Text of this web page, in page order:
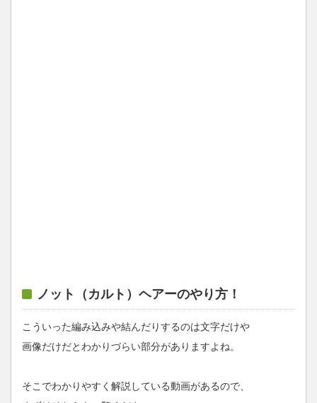
ノット（カルト）ヘアーのやり方！
こういった編み込みや結んだりするのは文字だけや
画像だけだとわかりづらい部分がありますよね。
そこでわかりやすく解説している動画があるので、